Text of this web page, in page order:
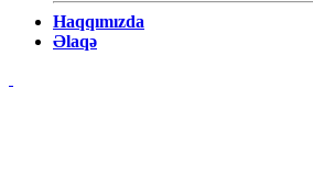
Haqqımızda
Əlaqə